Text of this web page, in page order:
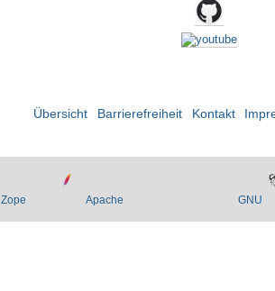
Übersicht Barrierefreiheit Kontakt
Zope Apache GNU